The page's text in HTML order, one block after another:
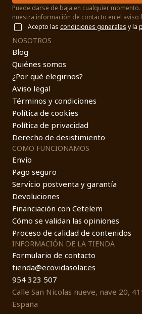
Puede darse de baja en cualquier
nuestra información de contacto en el aviso
Acepto las condiciones generales y la
NOSOTROS
Blog
Quiénes somos
¿Por qué elegirnos?
Aviso legal
Términos y condiciones
Política de cookies
Política de privacidad
Derecho de desistimiento
COMO FUNCIONAMOS
Envío
Pago seguro
Servicio postventa y garantía
Devoluciones
Financiación con Cetelem
Cómo se validan las opiniones
Proceso de calidad de contenidos
INFORMACIÓN DE LA TIENDA
Formulario de contacto
tienda@ecovidasolar.es
954 323 507
Calle San Nicolas nueve, nave 20,
España